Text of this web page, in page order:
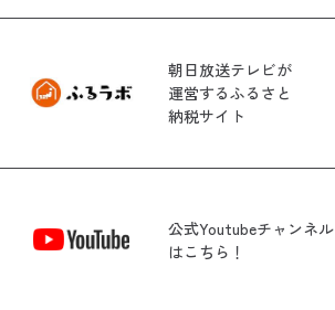
朝日放送テレビが
運営するふるさと
納税サイト
公式Youtubeチャンネル
はこちら！